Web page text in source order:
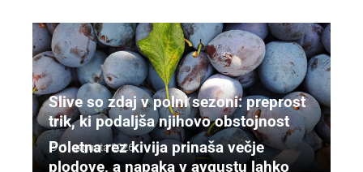
Slive so zdaj v polni sezoni: preprost
trik, ki podaljša njihovo obstojnost
1. avgusta 2026
Poletna rez kivija prinaša večje
plodove, a napaka v avgustu lahko